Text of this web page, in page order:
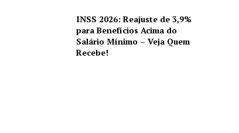
INSS 2026: Reajuste de 3,9%
para Benefícios Acima do
Salário Mínimo – Veja Quem
Recebe!